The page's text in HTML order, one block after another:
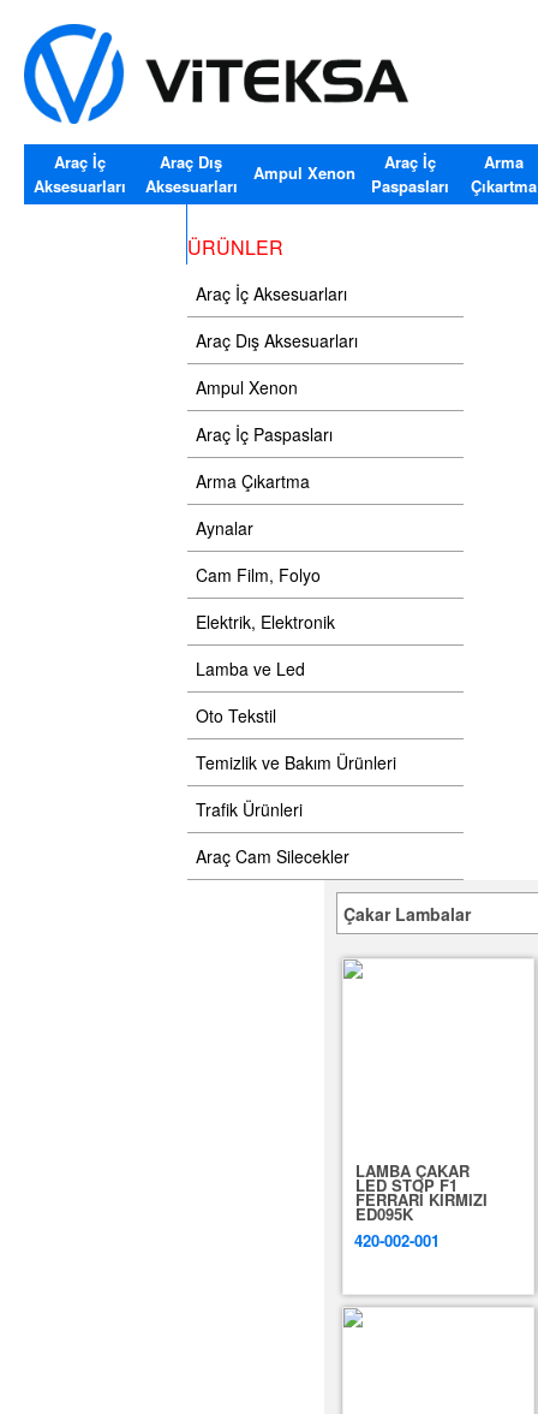
Araç İç
Aksesuarları
Araç Dış
Aksesuarları
Ampul Xenon
Araç İç
Paspasları
Arma
Çıkartma
ÜRÜNLER
Araç İç Aksesuarları
Araç Dış Aksesuarları
Ampul Xenon
Araç İç Paspasları
Arma Çıkartma
Aynalar
Cam Film, Folyo
Elektrik, Elektronik
Lamba ve Led
Oto Tekstil
Temizlik ve Bakım Ürünleri
Trafik Ürünleri
Araç Cam Silecekler
Çakar Lambalar
LAMBA ÇAKAR
LED STOP F1
FERRARİ KIRMIZI
ED095K
420-002-001